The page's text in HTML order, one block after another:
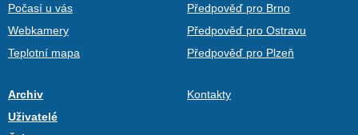
Počasí u vás
Webkamery
Teplotní mapa
Předpověď pro Brno
Předpověď pro Ostravu
Předpověď pro Plzeň
Archiv
Uživatelé
Kontakty